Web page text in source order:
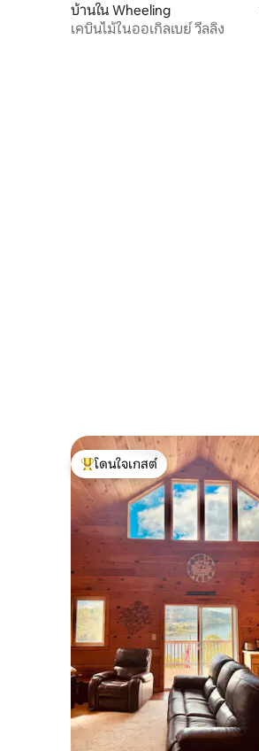
บ้านใน Wheeling
เคบินไม้ในออเกิลเบย์ วีลลิง
โดนใจเกสต์ที่สุด
โดนใจเกสต์